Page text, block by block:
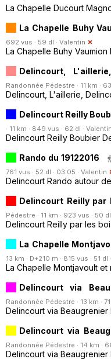
La Chapelle Ducourt
La Chapelle Buhy
692 vus · 59 dl · Valentin
La Chapelle Buhy Vaumion
Delincourt,
Randonnée Pédestre · 11 km ·
Delincourt, L'aillerie,
Delincourt Reilly
· 11 km · 849 vus · 62 dl · Valentin
Delincourt Reilly Boubier
Rando du 19122016
761 vus · 52 dl · 03:05 · Valentin
Delincourt Rando autour
Delincourt Reilly
Pédestre · 11 km · 923 vus · 50 dl
Delincourt Reilly par les
La Chapelle
13 km · D+210 m · 815 vus · 51 dl
La Chapelle Montjavoult et
Delincourt via
Randonnée Pédestre · 13 km ·
Delincourt via Beaugrenier
Delincourt via
Randonnée Pédestre · 14 km ·
Delincourt via Beaugrenier